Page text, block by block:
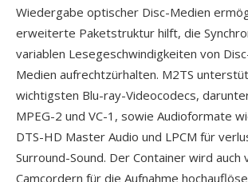
Wiedergabe optischer Disc-Medien
erweiterte Paketstruktur hilft, die
variablen Lesegeschwindigkeiten von
Medien aufrechtzürhalten. M2TS
wichtigsten Blu-ray-Videocodecs,
MPEG-2 und VC-1, sowie Audioformate
DTS-HD Master Audio und LPCM für
Surround-Sound. Der Container wird auch
Camcordern für die Aufnahme